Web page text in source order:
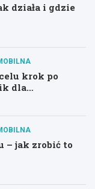
działa i gdzie
krok po
dla
– jak zrobić to